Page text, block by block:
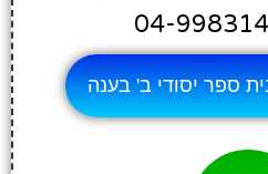
ספר יסודי ב' בענה